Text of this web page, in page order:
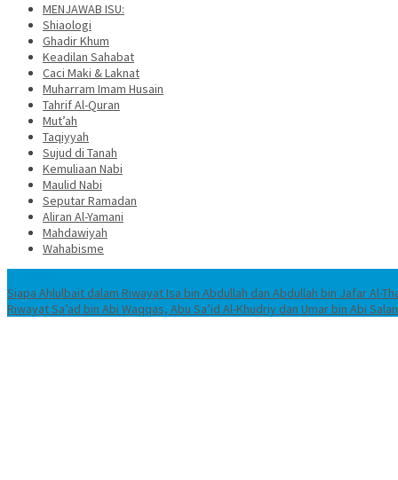
MENJAWAB ISU:
Shiaologi
Ghadir Khum
Keadilan Sahabat
Caci Maki & Laknat
Muharram Imam Husain
Tahrif Al-Quran
Mut’ah
Taqiyyah
Sujud di Tanah
Kemuliaan Nabi
Maulid Nabi
Seputar Ramadan
Aliran Al-Yamani
Mahdawiyah
Wahabisme
Siapa Ahlulbait dalam Riwayat Isa bin Abdullah dan Abdullah bin Jafar Al-
Riwayat Sa’ad bin Abi Waqqas, Abu Sa’id Al-Khudriy dan Umar bin Abi